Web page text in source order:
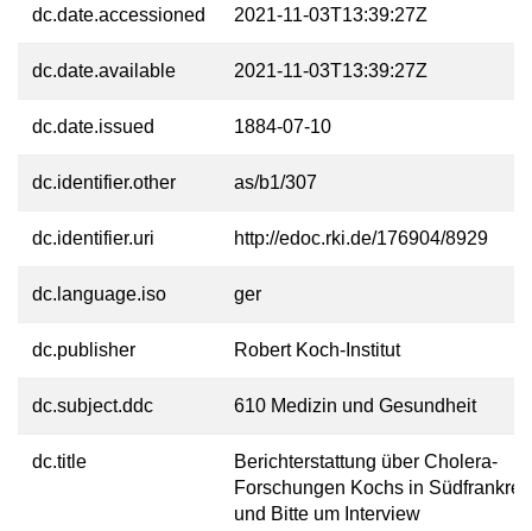
dc.date.accessioned 2021-11-03T13:39:27Z
dc.date.available 2021-11-03T13:39:27Z
dc.date.issued 1884-07-10
dc.identifier.other as/b1/307
dc.identifier.uri http://edoc.rki.de/176904/8929
dc.language.iso ger
dc.publisher Robert Koch-Institut
dc.subject.ddc 610 Medizin und Gesundheit
dc.title
Berichterstattung über Cholera-
Forschungen Kochs in
und Bitte um Interview